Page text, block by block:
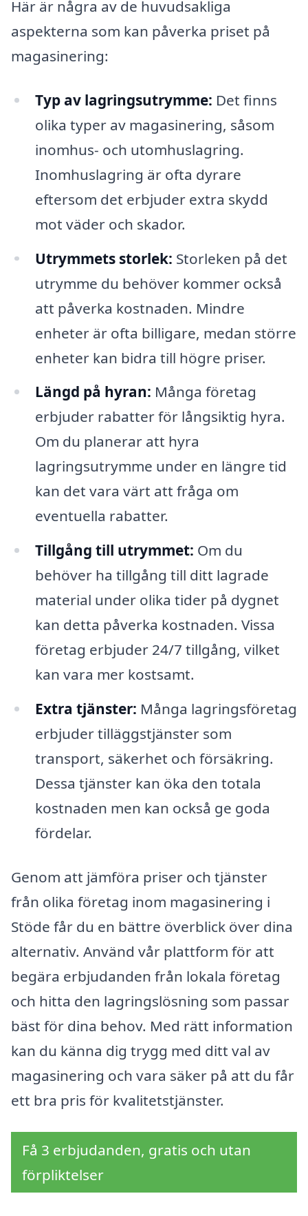
Här är några av de huvudsakliga
aspekterna som kan påverka priset på
magasinering:
Typ av lagringsutrymme: Det finns
olika typer av magasinering, såsom
inomhus- och utomhuslagring.
Inomhuslagring är ofta dyrare
eftersom det erbjuder extra skydd
mot väder och skador.
Utrymmets storlek: Storleken på det
utrymme du behöver kommer också
att påverka kostnaden. Mindre
enheter är ofta billigare, medan större
enheter kan bidra till högre priser.
Längd på hyran: Många företag
erbjuder rabatter för långsiktig hyra.
Om du planerar att hyra
lagringsutrymme under en längre tid
kan det vara värt att fråga om
eventuella rabatter.
Tillgång till utrymmet: Om du
behöver ha tillgång till ditt lagrade
material under olika tider på dygnet
kan detta påverka kostnaden. Vissa
företag erbjuder 24/7 tillgång, vilket
kan vara mer kostsamt.
Extra tjänster: Många lagringsföretag
erbjuder tilläggstjänster som
transport, säkerhet och försäkring.
Dessa tjänster kan öka den totala
kostnaden men kan också ge goda
fördelar.
Genom att jämföra priser och tjänster
från olika företag inom magasinering i
Stöde får du en bättre överblick över dina
alternativ. Använd vår plattform för att
begära erbjudanden från lokala företag
och hitta den lagringslösning som passar
bäst för dina behov. Med rätt information
kan du känna dig trygg med ditt val av
magasinering och vara säker på att du får
ett bra pris för kvalitetstjänster.
Få 3 erbjudanden, gratis och utan
förpliktelser